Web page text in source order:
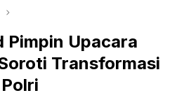
Pimpin Upacara
Transformasi
Polri